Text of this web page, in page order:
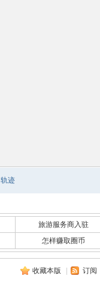
轨迹
旅游服务商入驻
怎样赚取圈币
收藏本版 订阅